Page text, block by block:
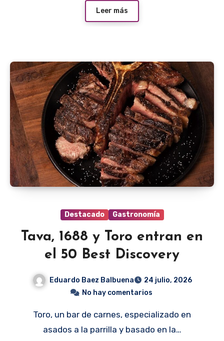
Leer más
Destacado Gastronomía
Tava, 1688 y Toro entran en
el 50 Best Discovery
Eduardo Baez Balbuena
24 julio, 2026
No hay comentarios
Toro, un bar de carnes, especializado en
asados a la parrilla y basado en la…